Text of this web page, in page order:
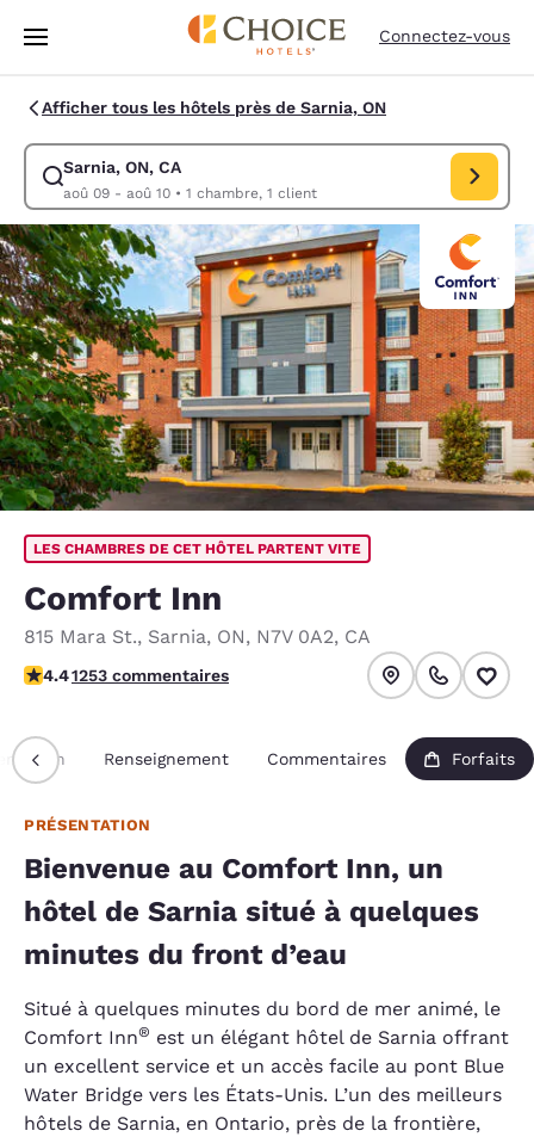
Passer à Contenu Principal
Connectez-vous
Afficher tous les hôtels près de Sarnia, ON
Sarnia, ON, CA
aoû 09 - aoû 10• 1 chambre, 1 client
Modifiez la recherche pour Sarnia, ON, CA. Date d’arrivée aoû 09,
LES CHAMBRES DE CET HÔTEL PARTENT VITE
Comfort Inn
815 Mara St., Sarnia, ON, N7V 0A2, CA
4.36 étoiles. Excellent.
4.41253 commentaires
Renseignement Commentaires Forfaits
PRÉSENTATION
Bienvenue au Comfort Inn, un
hôtel de Sarnia situé à quelques
minutes du front d’eau
Situé à quelques minutes du bord de mer animé, le
Comfort Inn® est un élégant hôtel de Sarnia offrant
un excellent service et un accès facile au pont Blue
Water Bridge vers les États-Unis. L’un des meilleurs
hôtels de Sarnia, en Ontario, près de la frontière,